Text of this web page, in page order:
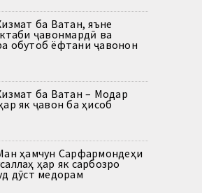
ба Ватан, яъне
ҷавонмардӣ ва
обутоб ёфтани ҷавонон
ба Ватан – Модар
як ҷавон ба ҳисоб
ҳамчун Сарфармондеҳи
ҳар як сарбозро
дӯст медорам